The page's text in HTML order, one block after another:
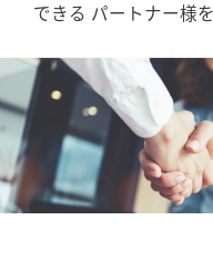
できる パートナー様